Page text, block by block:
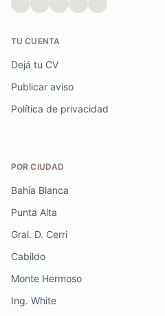
TU CUENTA
Dejá tu CV
Publicar aviso
Política de privacidad
POR CIUDAD
Bahía Blanca
Punta Alta
Gral. D. Cerri
Cabildo
Monte Hermoso
Ing. White